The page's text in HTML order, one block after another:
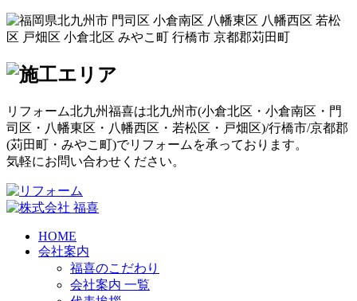
リフォーム北九州福喜は北九州市(小倉北区 ・ 小倉南区 ・ 門
司区 ・ 八幡東区 ・ 八幡西区 ・ 若松区 ・ 戸畑区)/行橋市/京都郡
(苅田町 ・ みやこ町)でリフォームを承っております。
気軽にお問い合わせください。
HOME
会社案内
福喜のこだわり
会社案内 一覧